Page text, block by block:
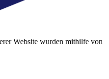
Website wurden mithilfe von